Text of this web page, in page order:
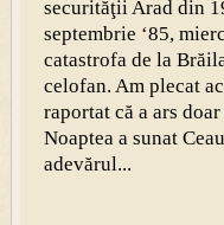
securităţii Arad din
septembrie ‘85,
catastrofa de la
celofan. Am plecat
raportat că a ars
Noaptea a sunat
adevărul...